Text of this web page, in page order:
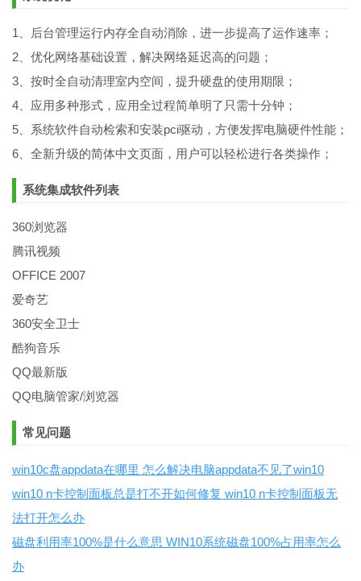
1、后台管理运行内存全自动消除，进一步提高了运作速率；
2、优化网络基础设置，解决网络延迟高的问题；
3、按时全自动清理室内空间，提升硬盘的使用期限；
4、应用多种形式，应用全过程简单明了只需十分钟；
5、系统软件自动检索和安装pci驱动，方便发挥电脑硬件性能；
6、全新升级的简体中文页面，用户可以轻松进行各类操作；
系统集成软件列表
360浏览器
腾讯视频
OFFICE 2007
爱奇艺
360安全卫士
酷狗音乐
QQ最新版
QQ电脑管家/浏览器
常见问题
win10c盘appdata在哪里 怎么解决电脑appdata不见了win10
win10 n卡控制面板总是打不开如何修复 win10 n卡控制面板无
法打开怎么办
磁盘利用率100%是什么意思 WIN10系统磁盘100%占用率怎么
办